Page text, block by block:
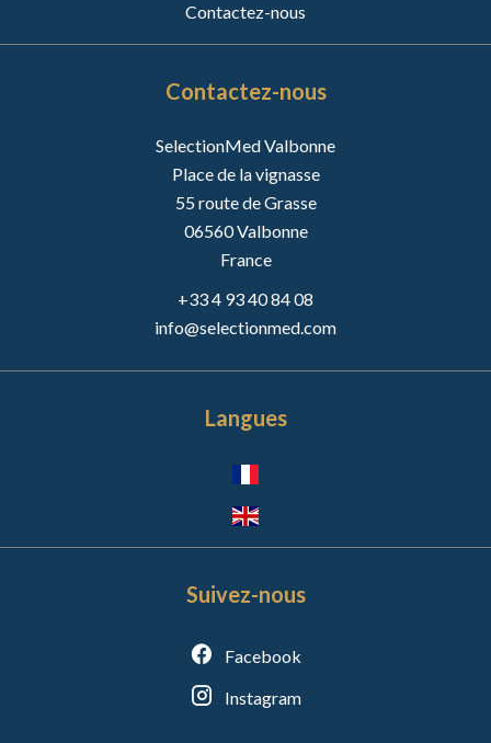
Contactez-nous
Contactez-nous
SelectionMed Valbonne
Place de la vignasse
55 route de Grasse
06560Valbonne
France
+33 4 93 40 84 08
info@selectionmed.com
Langues
Suivez-nous
Facebook
Instagram